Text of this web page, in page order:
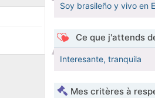
Soy brasileño y vivo en
Ce que j'attends
Interesante, tranquila
Mes critères à